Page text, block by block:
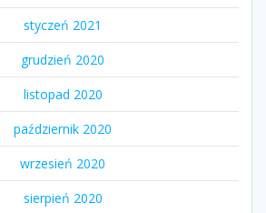
styczeń 2021
grudzień 2020
listopad 2020
październik 2020
wrzesień 2020
sierpień 2020